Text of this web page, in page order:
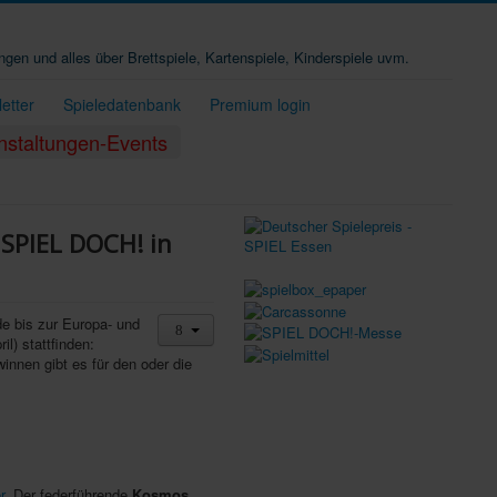
und alles über Brettspiele, Kartenspiele, Kinderspiele uvm.
Spieledatenbank
Premium login
Events
DOCH! in
bis zur Europa- und
stattfinden:
gibt es für den oder die